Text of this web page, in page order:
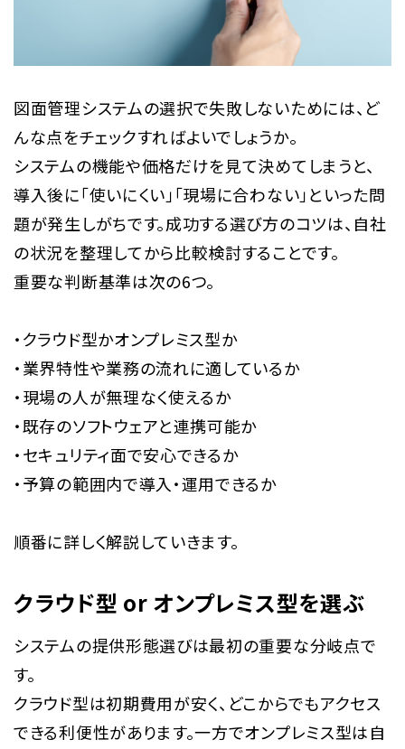
図面管理システムの選択で失敗しないためには、ど
んな点をチェックすればよいでしょうか。
システムの機能や価格だけを見て決めてしまうと、
導入後に「使いにくい」「現場に合わない」といった問
題が発生しがちです。成功する選び方のコツは、自社
の状況を整理してから比較検討することです。
重要な判断基準は次の6つ。
・クラウド型かオンプレミス型か
・業界特性や業務の流れに適しているか
・現場の人が無理なく使えるか
・既存のソフトウェアと連携可能か
・セキュリティ面で安心できるか
・予算の範囲内で導入・運用できるか
順番に詳しく解説していきます。
クラウド型 or オンプレミス型を選ぶ
システムの提供形態選びは最初の重要な分岐点で
す。
クラウド型は初期費用が安く、どこからでもアクセス
できる利便性があります。一方でオンプレミス型は自